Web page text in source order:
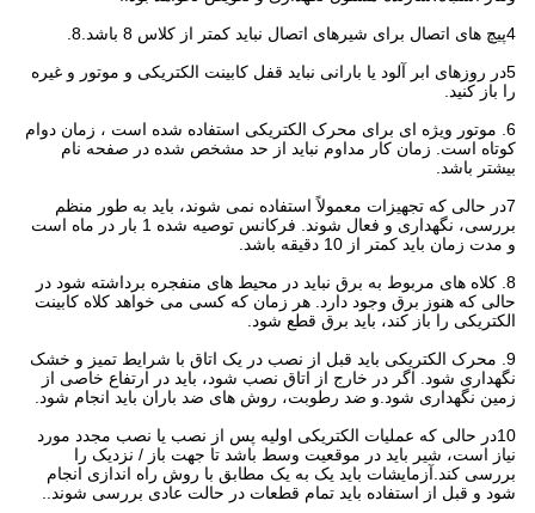
4پیچ های اتصال برای شیرهای اتصال نباید کمتر از کلاس 8 باشد.8.
5در روزهای ابر آلود یا بارانی نباید قفل کابینت الکتریکی و موتور و غیره
را باز کنید.
6. موتور ویژه ای برای محرک الکتریکی استفاده شده است ، زمان دوام
کوتاه است. زمان کار مداوم نباید از حد مشخص شده در صفحه نام
بیشتر باشد.
7در حالی که تجهیزات معمولاً استفاده نمی شوند، باید به طور منظم
بررسی، نگهداری و فعال شوند. فرکانس توصیه شده 1 بار در ماه است
و مدت زمان باید کمتر از 10 دقیقه باشد.
8. کلاه های مربوط به برق نباید در محیط های منفجره برداشته شود در
حالی که هنوز برق وجود دارد. هر زمان که کسی می خواهد کلاه کابینت
الکتریکی را باز کند، باید برق قطع شود.
9. محرک الکتریکی باید قبل از نصب در یک اتاق با شرایط تمیز و خشک
نگهداری شود. اگر در خارج از اتاق نصب شود، باید در ارتفاع خاصی از
زمین نگهداری شود.و ضد رطوبت، روش های ضد باران باید انجام شود.
10در حالی که عملیات الکتریکی اولیه پس از نصب یا نصب مجدد مورد
نیاز است، شیر باید در موقعیت وسط باشد تا جهت باز / نزدیک را
بررسی کند.آزمایشات باید یک به یک مطابق با روش راه اندازی انجام
شود و قبل از استفاده باید تمام قطعات در حالت عادی بررسی شوند..